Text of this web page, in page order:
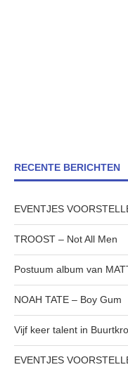
RECENTE BERICHTEN
EVENTJES
TROOST – Not All Men
Postuum album van
NOAH TATE – Boy Gum
Vijf keer talent in
EVENTJES